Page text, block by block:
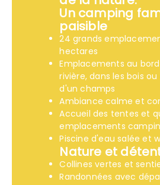
Un camping
paisible
24 grands
hectares
Emplacements au
rivière, dans les bois
d'un champs
Ambiance calme et
Accueil des tentes et
emplacements
Piscine d'eau salée et
Nature et
Collines vertes et
Randonnées avec